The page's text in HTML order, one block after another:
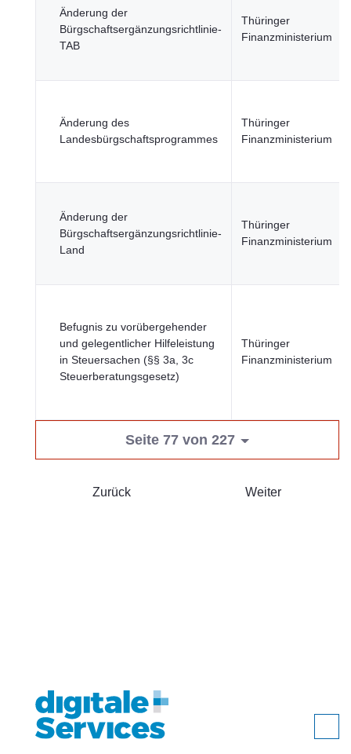
Änderung der
Bürgschaftsergänzungsrichtlinie-
TAB
Thüringer
Finanzministerium
Änderung des
Landesbürgschaftsprogrammes
Thüringer
Finanzministerium
Änderung der
Bürgschaftsergänzungsrichtlinie-
Land
Thüringer
Finanzministerium
Befugnis zu vorübergehender
und gelegentlicher Hilfeleistung
in Steuersachen (§§ 3a, 3c
Steuerberatungsgesetz)
Thüringer
Finanzministerium
Seite 77 von 227
Zurück Weiter